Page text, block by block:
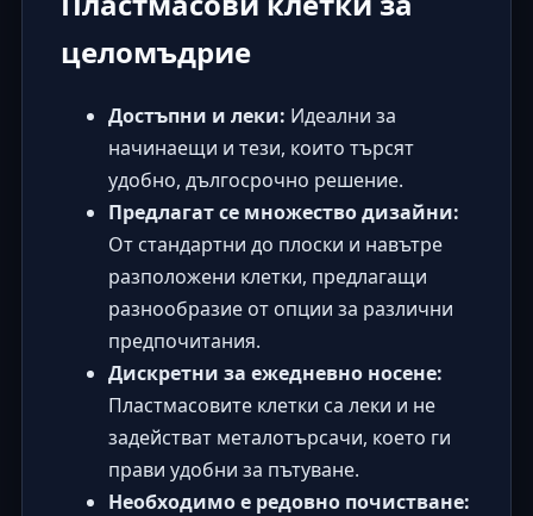
целомъдрие
Достъпни и леки: Идеални за
начинаещи и тези, които търсят
удобно, дългосрочно решение.
Предлагат се множество дизайни:
От стандартни до плоски и навътре
разположени клетки, предлагащи
разнообразие от опции за различни
предпочитания.
Дискретни за ежедневно носене:
Пластмасовите клетки са леки и не
задействат металотърсачи, което ги
прави удобни за пътуване.
Необходимо е редовно почистване: